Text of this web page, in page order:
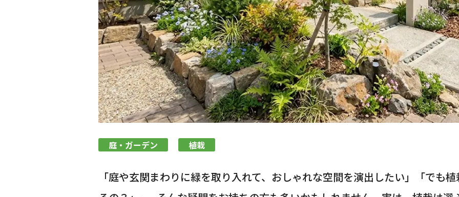
庭・ガーデン 植栽
「庭や玄関まわりに緑を取り入れて、おしゃれな空間を演出したい」「でも